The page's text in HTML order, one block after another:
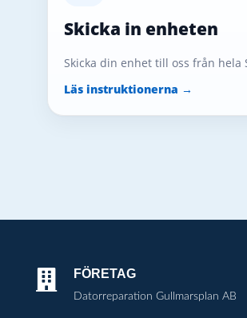
Skicka in enheten
Skicka din enhet till oss från hela
Läs instruktionerna →
 FÖRETAG
Datorreparation Gullmarsplan AB